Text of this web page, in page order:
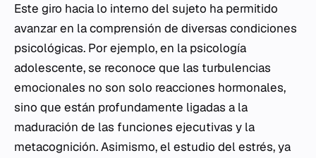
Este giro hacia lo interno del sujeto ha permitido
avanzar en la comprensión de diversas condiciones
psicológicas. Por ejemplo, en la psicología
adolescente, se reconoce que las turbulencias
emocionales no son solo reacciones hormonales,
sino que están profundamente ligadas a la
maduración de las funciones ejecutivas y la
metacognición. Asimismo, el estudio del estrés, ya